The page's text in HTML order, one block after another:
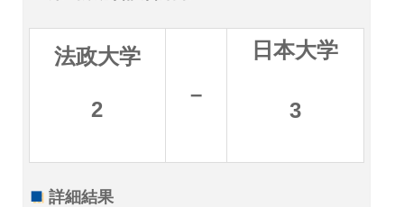
法政大学
2
–
日本大学
3
詳細結果